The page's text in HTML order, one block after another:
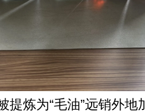
提炼为“毛油”远销外地